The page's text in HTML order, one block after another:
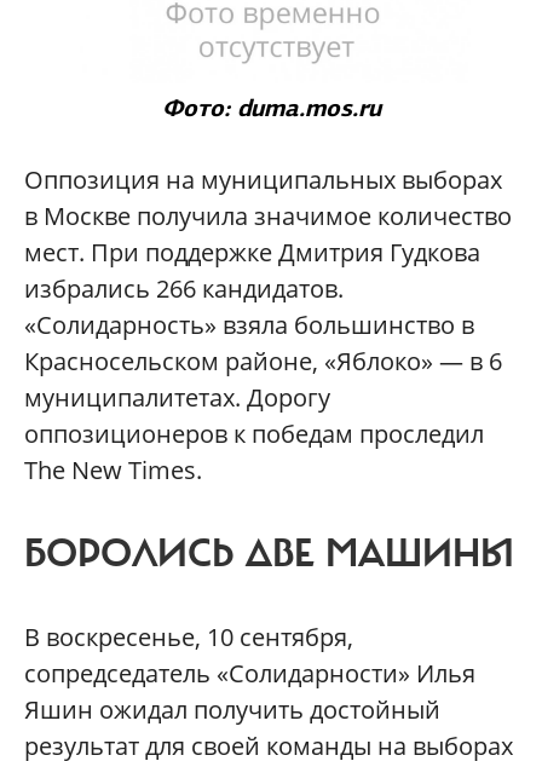
Фото: duma.mos.ru
Оппозиция на муниципальных выборах
в Москве получила значимое количество
мест. При поддержке Дмитрия Гудкова
избрались 266 кандидатов.
«Солидарность» взяла большинство в
Красносельском районе, «Яблоко» — в 6
муниципалитетах. Дорогу
оппозиционеров к победам проследил
The New Times.
БОРОЛИСЬ ДВЕ МАШИНЫ
В воскресенье, 10 сентября,
сопредседатель «Солидарности» Илья
Яшин ожидал получить достойный
результат для своей команды на выборах